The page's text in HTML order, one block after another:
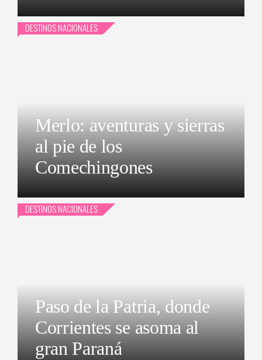
DESTINOS NACIONALES
Merlo: aventuras y sierras
al pie de los
Comechingones
DESTINOS NACIONALES
Paso de la Patria, donde
Corrientes se asoma al
gran Paraná